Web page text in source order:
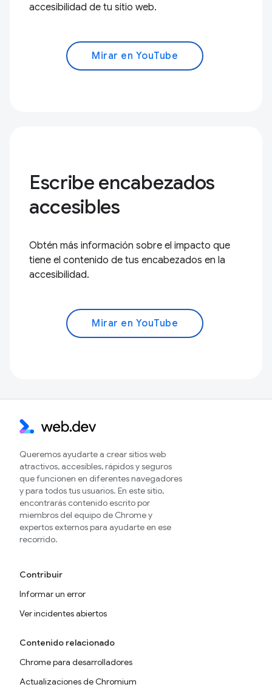
accesibilidad de tu sitio web.
Mirar en YouTube
Escribe encabezados
accesibles
Obtén más información sobre el impacto que
tiene el contenido de tus encabezados en la
accesibilidad.
Mirar en YouTube
Queremos ayudarte a crear sitios web
atractivos, accesibles, rápidos y seguros
que funcionen en diferentes navegadores
y para todos tus usuarios. En este sitio,
encontrarás contenido escrito por
miembros del equipo de Chrome y
expertos externos para ayudarte en ese
recorrido.
Contribuir
Informar un error
Ver incidentes abiertos
Contenido relacionado
Chrome para desarrolladores
Actualizaciones de Chromium